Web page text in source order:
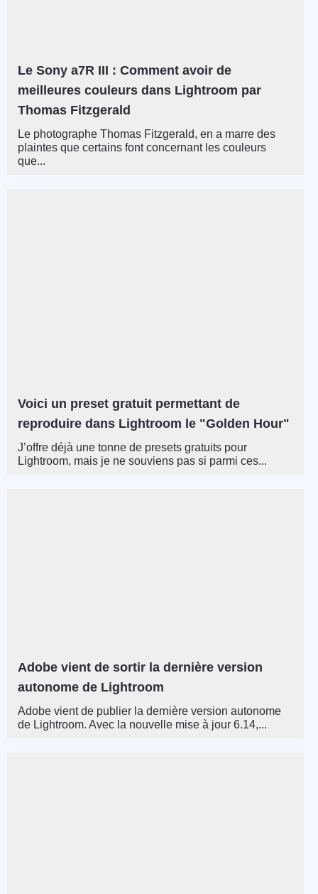
Le Sony a7R III : Comment avoir de
meilleures couleurs dans Lightroom par
Thomas Fitzgerald
Le photographe Thomas Fitzgerald, en a marre des
plaintes que certains font concernant les couleurs
que...
Voici un preset gratuit permettant de
reproduire dans Lightroom le "Golden Hour"
J’offre déjà une tonne de presets gratuits pour
Lightroom, mais je ne souviens pas si parmi ces...
Adobe vient de sortir la dernière version
autonome de Lightroom
Adobe vient de publier la dernière version autonome
de Lightroom. Avec la nouvelle mise à jour 6.14,...